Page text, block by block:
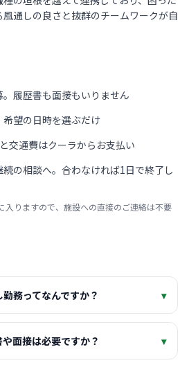
通しの良さと抜群のチームワークが自
履歴書も面接もいりません
望の日時を選ぶだけ
交通費はクーラからお支払い
の相談へ。合わなければ1日で終了し
入りますので、施設への直接のご連絡は不要
勤務ってなんですか？ ▾
面接は必要ですか？ ▾